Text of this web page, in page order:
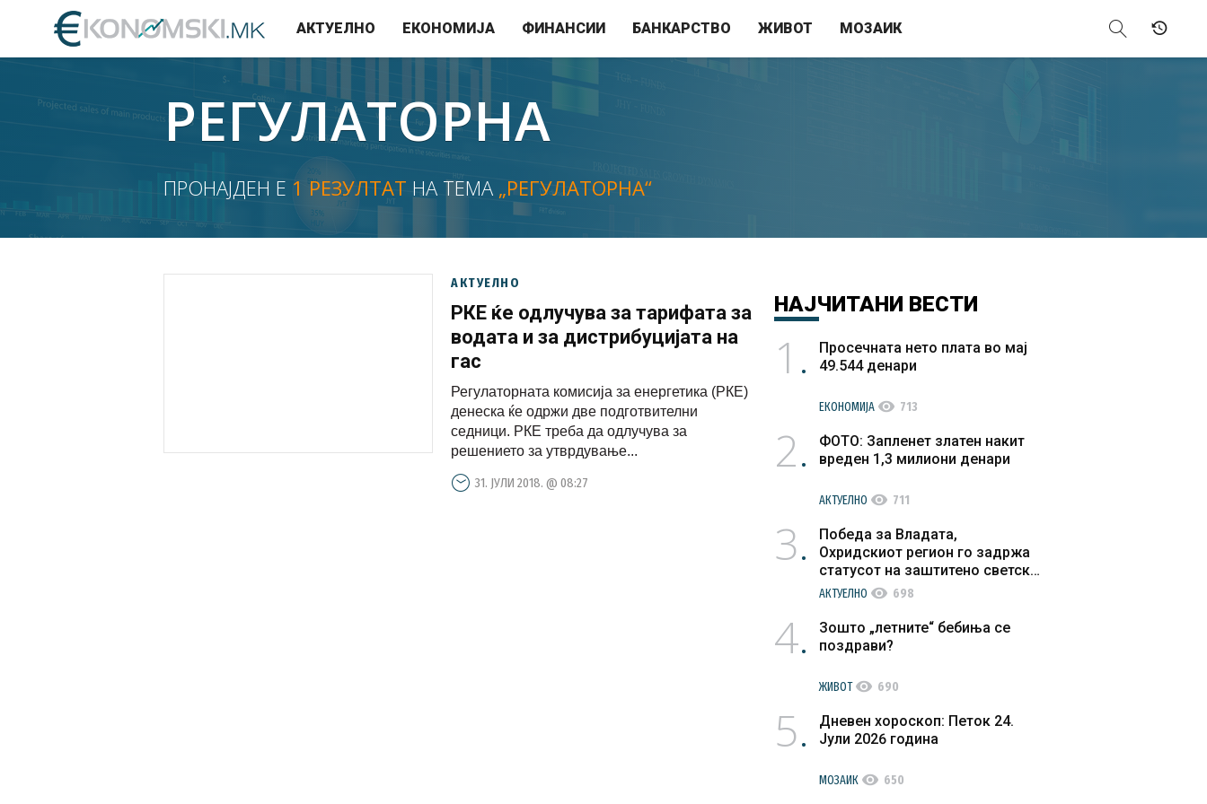
АКТУЕЛНО ЕКОНОМИЈА ФИНАНСИИ БАНКАРСТВО ЖИВОТ МОЗАИК
РЕГУЛАТОРНА
ПРОНАЈДЕН Е 1 РЕЗУЛТАТ НА ТЕМА „РЕГУЛАТОРНА“
АКТУЕЛНО
РКЕ ќе одлучува за тарифата за
водата и за дистрибуцијата на
гас
Регулаторната комисија за енергетика (РКЕ)
денеска ќе одржи две подготвителни
седници. РКЕ треба да одлучува за
решението за утврдување...
31. ЈУЛИ 2018. @ 08:27
НАЈЧИТАНИ ВЕСТИ
1
Просечната нето плата во мај
49.544 денари
ЕКОНОМИЈА visibility 713
2
ФОТО: Запленет златен накит
вреден 1,3 милиони денари
АКТУЕЛНО visibility 711
3
Победа за Владата,
Охридскиот регион го задржа
статусот на заштитено светско
културно наследство
АКТУЕЛНО visibility 698
4
Зошто „летните“ бебиња се
поздрави?
ЖИВОТvisibility 690
5
Дневен хороскоп: Петок 24.
Јули 2026 година
МОЗАИК visibility 650